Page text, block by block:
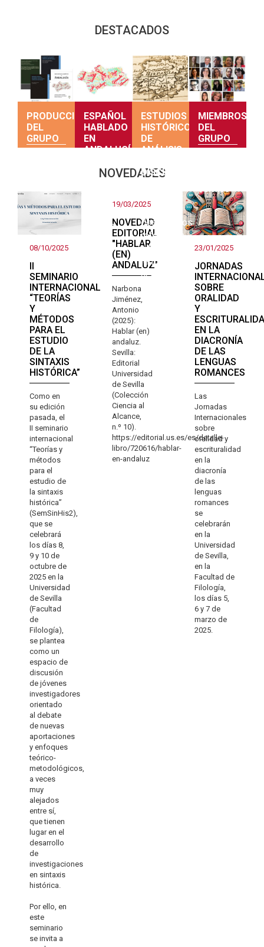
DESTACADOS
PRODUCCIÓN
DEL
GRUPO
ESPAÑOL
HABLADO
EN
ANDALUCÍA
andaluz
ESTUDIOS
HISTÓRICOS
DE
ANÁLISIS
DISCURSO
estudios
descriptivos
referentes
a la
lengua
actual
MIEMBROS
DEL
GRUPO
perfiles
NOVEDADES
08/10/2025
II
SEMINARIO
INTERNACIONAL
“TEORÍAS
Y
MÉTODOS
PARA EL
ESTUDIO
DE LA
SINTAXIS
HISTÓRICA”
Como en
su edición
pasada, el
II seminario
internacional
“Teorías y
métodos
para el
estudio de
la sintaxis
histórica”
(SemSinHis2),
que se
celebrará
los días 8,
9 y 10 de
octubre de
2025 en la
Universidad
de Sevilla
(Facultad
de
Filología),
se plantea
como un
espacio de
discusión
de jóvenes
investigadores
orientado
al debate
de nuevas
aportaciones
y enfoques
teórico-
metodológicos,
a veces
muy
alejados
entre sí,
que tienen
lugar en el
desarrollo
de
investigaciones
en sintaxis
histórica.
Por ello, en
este
seminario
se invita a
19/03/2025
NOVEDAD
EDITORIAL
"HABLAR
(EN)
ANDALUZ"
Narbona
Jiménez,
Antonio
(2025):
Hablar (en)
andaluz.
Sevilla:
Editorial
Universidad
de Sevilla
(Colección
Ciencia al
Alcance,
n.º 10).
https://editorial.us.es/es/detalle-
libro/720616/hablar-
en-andaluz
23/01/2025
JORNADAS
SOBRE
ORALIDAD
Y
EN LA
DIACRONÍA
DE LAS
LENGUAS
ROMANCES
Las
Jornadas
Internacionales
sobre
oralidad y
escrituralidad
en la
diacronía
de las
lenguas
romances
se
celebrarán
en la
Universidad
de Sevilla,
en la
Facultad de
Filología,
los días 5,
6 y 7 de
marzo de
2025.